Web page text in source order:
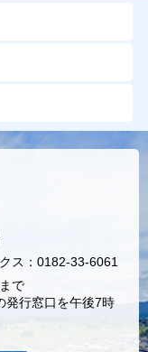
ス：0182-33-6061
で
発行窓口を午後7時